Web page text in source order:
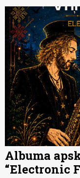
Albuma
“Electronic